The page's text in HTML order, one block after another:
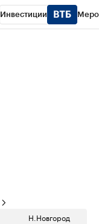
Инвестиции
Н.Новгород